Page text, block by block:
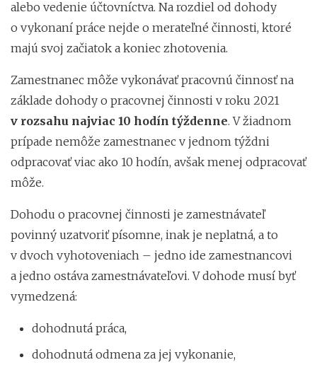
alebo vedenie účtovníctva. Na rozdiel od dohody
o vykonaní práce nejde o merateľné činnosti, ktoré
majú svoj začiatok a koniec zhotovenia.
Zamestnanec môže vykonávať pracovnú činnosť na
základe dohody o pracovnej činnosti v roku 2021
v rozsahu najviac 10 hodín týždenne. V žiadnom
prípade nemôže zamestnanec v jednom týždni
odpracovať viac ako 10 hodín, avšak menej odpracovať
môže.
Dohodu o pracovnej činnosti je zamestnávateľ
povinný uzatvoriť písomne, inak je neplatná, a to
v dvoch vyhotoveniach – jedno ide zamestnancovi
a jedno ostáva zamestnávateľovi. V dohode musí byť
vymedzená:
dohodnutá práca,
dohodnutá odmena za jej vykonanie,